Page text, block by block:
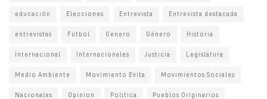
educación Elecciones Entrevista Entrevista destacada
entrevistas Fútbol Genero Género Historia
Internacional Internacionales Justicia Legislatura
Medio Ambiente Movimiento Evita Movimientos Sociales
Nacionales Opinion Politica Pueblos Originarios